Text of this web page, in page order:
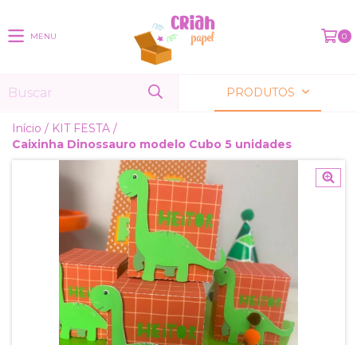
MENU 0
PRODUTOS
Início / KIT FESTA /
Caixinha Dinossauro modelo Cubo 5 unidades